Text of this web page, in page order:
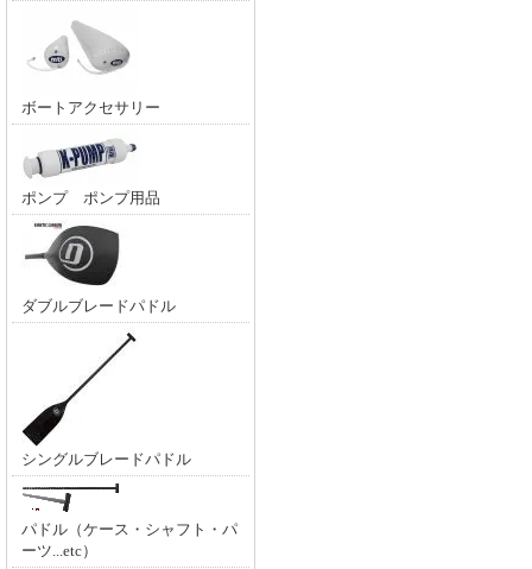
ボートアクセサリー
ポンプ ポンプ用品
ダブルブレードパドル
シングルブレードパドル
パドル（ケース・シャフト・パ
ーツ...etc）